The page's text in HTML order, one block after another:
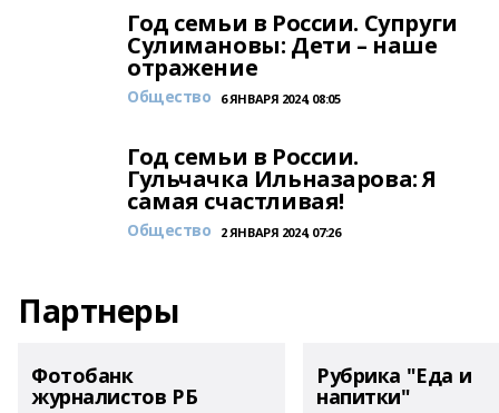
Год семьи в России. Супруги
Сулимановы: Дети – наше
отражение
Общество 6 ЯНВАРЯ 2024, 08:05
Год семьи в России.
Гульчачка Ильназарова: Я
самая счастливая!
Общество 2 ЯНВАРЯ 2024, 07:26
Партнеры
Фотобанк
журналистов РБ
Рубрика "Еда и
напитки"